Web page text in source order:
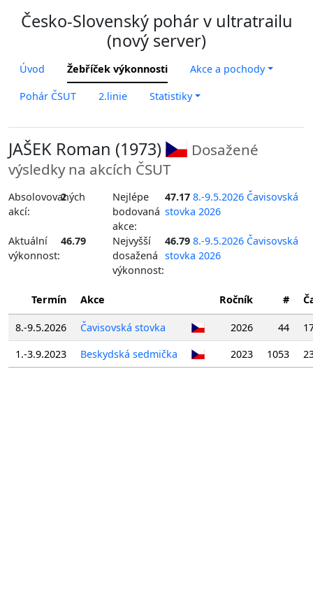
Česko-Slovenský pohár v ultratrailu
(nový server)
Úvod Žebříček výkonnosti Akce a pochody
Pohár ČSUT 2.linie Statistiky
JAŠEK Roman (1973)
Dosažené
výsledky na akcích ČSUT
Absolovovaných
akcí:
2
Nejlépe
bodovaná
akce:
47.17 8.-9.5.2026 Čavisovská
stovka 2026
Aktuální
výkonnost:
46.79
Nejvyšší
dosažená
výkonnost:
46.79 8.-9.5.2026 Čavisovská
stovka 2026
Termín Akce Ročník #
8.-9.5.2026 Čavisovská stovka 2026 44
1.-3.9.2023
Beskydská sedmička 2023 1053